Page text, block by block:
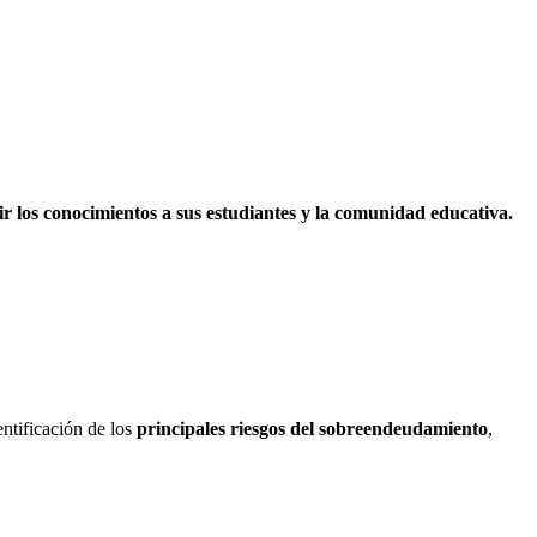
los conocimientos a sus estudiantes y la comunidad educativa.
de los principales riesgos del sobreendeudamiento,